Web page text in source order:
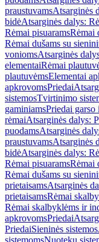
praustuvamsAtsarginės
bidėAtsarginės dalys:
Rėmai pisuaramsRėmai
Rėmai dušams su
voniomsAtsarginės
elementaiRėmai
plautuvėmsElementai
apkrovomsPriedai
sistemosTvirtinimo
gaminiamsPriedai garso
rėmaiAtsarginės dalys:
puodamsAtsarginės
praustuvamsAtsarginės
bidėAtsarginės dalys:
Rėmai pisuaramsRėmai
Rėmai dušams su
prietaisamsAtsarginės
prietaisamsRėmai
Rėmai skalbyklėms ir
apkrovomsPriedai
PriedaiSieninės sistemos
sistemomsNuotekų